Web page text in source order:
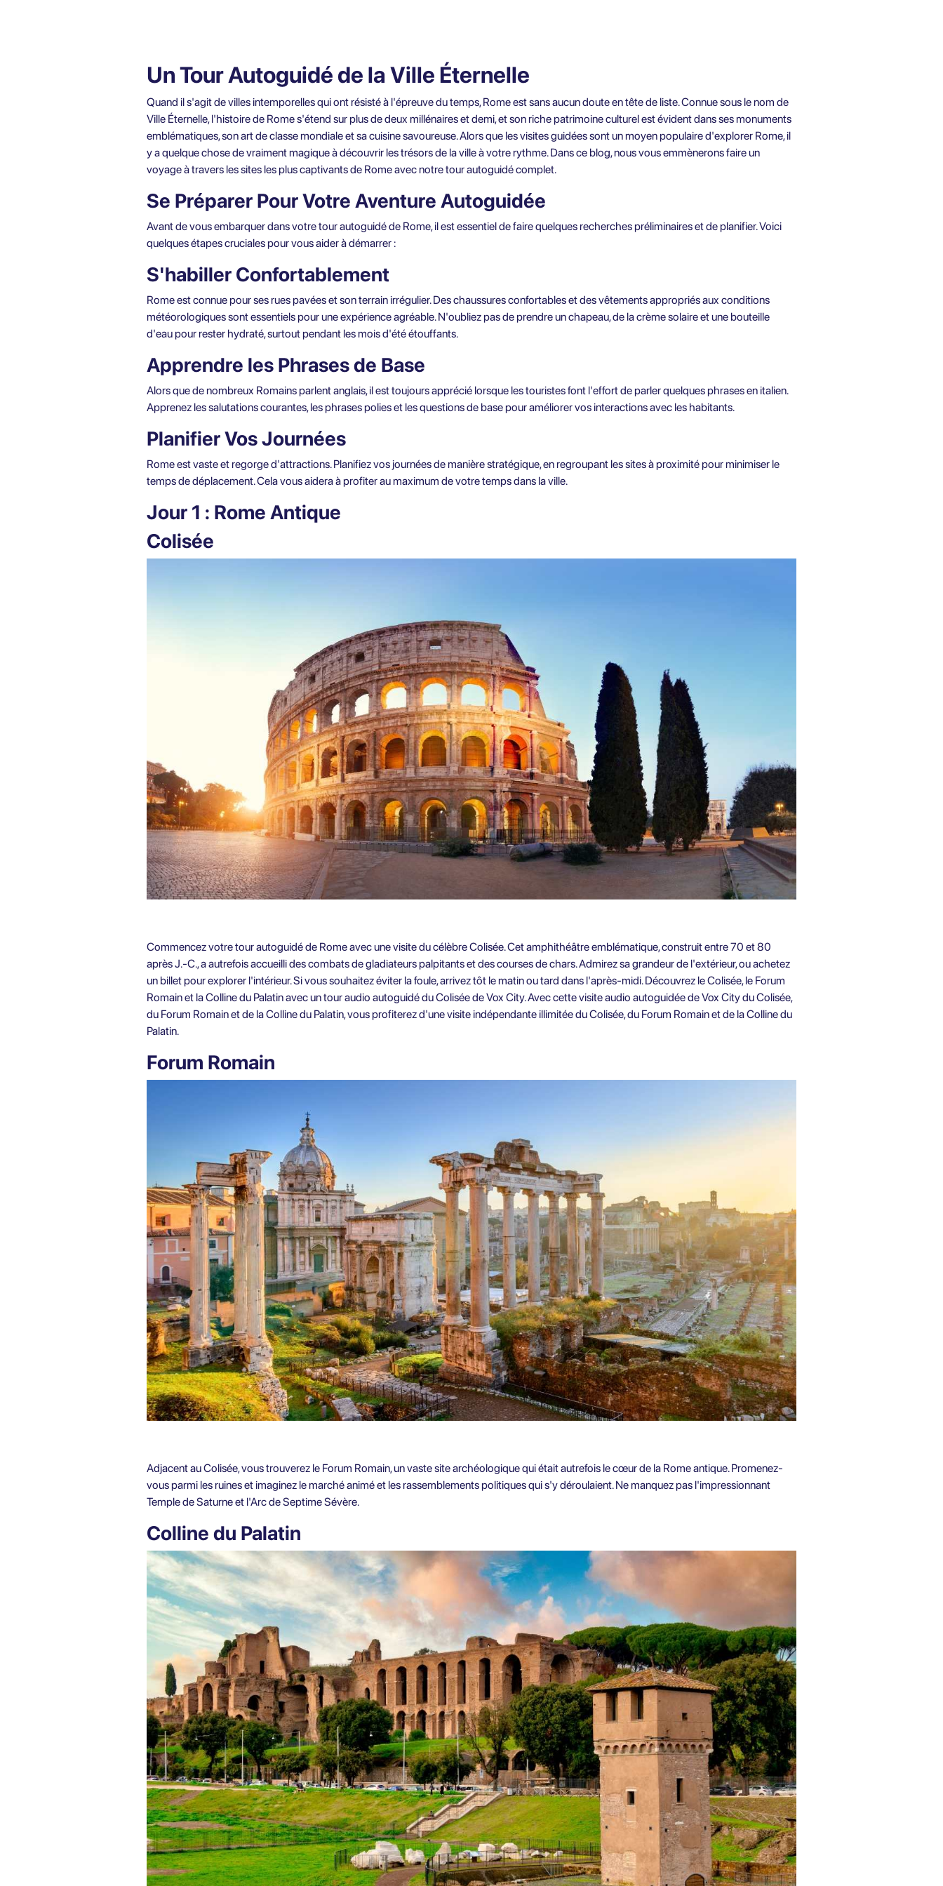
Un Tour Autoguidé de la Ville Éternelle
Quand il s'agit de villes intemporelles qui ont résisté à l'épreuve du temps, Rome est sans aucun doute en tête de liste. Connue sous le nom de
Ville Éternelle, l'histoire de Rome s'étend sur plus de deux millénaires et demi, et son riche patrimoine culturel est évident dans ses monuments
emblématiques, son art de classe mondiale et sa cuisine savoureuse. Alors que les visites guidées sont un moyen populaire d'explorer Rome, il
y a quelque chose de vraiment magique à découvrir les trésors de la ville à votre rythme. Dans ce blog, nous vous emmènerons faire un
voyage à travers les sites les plus captivants de Rome avec notre tour autoguidé complet.
Se Préparer Pour Votre Aventure Autoguidée
Avant de vous embarquer dans votretour autoguidé de Rome, il est essentiel de faire quelques recherches préliminaires et de planifier. Voici
quelques étapes cruciales pour vous aider à démarrer :
S'habiller Confortablement
Rome est connue pour ses rues pavées et son terrain irrégulier. Des chaussures confortables et des vêtements appropriés aux conditions
météorologiques sont essentiels pour une expérience agréable. N'oubliez pas de prendre un chapeau, de la crème solaire et une bouteille
d'eau pour rester hydraté, surtout pendant les mois d'été étouffants.
Apprendre les Phrases de Base
Alors que de nombreux Romains parlent anglais, il est toujours apprécié lorsque les touristes font l'effort de parler quelques phrases en italien.
Apprenez les salutations courantes, les phrases polies et les questions de base pour améliorer vos interactions avec les habitants.
Planifier Vos Journées
Rome est vaste et regorge d'attractions. Planifiez vos journées de manière stratégique, en regroupant les sites à proximité pour minimiser le
temps de déplacement. Cela vous aidera à profiter au maximum de votre temps dans la ville.
Jour 1 : Rome Antique
Colisée
Commencez votre tour autoguidé de Rome avec une visite du célèbre Colisée. Cet amphithéâtre emblématique, construit entre 70 et 80
après J.-C., a autrefois accueilli des combats de gladiateurs palpitants et des courses de chars. Admirez sa grandeur de l'extérieur, ou achetez
un billet pour explorer l'intérieur. Si vous souhaitez éviter la foule, arrivez tôt le matin ou tard dans l'après-midi. Découvrez leColisée, le Forum
Romain et la Colline du Palatin avec un tour audio autoguidé du Colisée de Vox City. Avec cette visite audio autoguidée de Vox City du Colisée,
du Forum Romain et de la Colline du Palatin, vous profiterez d'une visite indépendante illimitée du Colisée, du Forum Romain et de la Colline du
Palatin.
Forum Romain
Adjacent au Colisée, vous trouverez le Forum Romain, un vaste site archéologique qui était autrefois le cœur de la Rome antique. Promenez-
vous parmi les ruines et imaginez le marché animé et les rassemblements politiques qui s'y déroulaient. Ne manquez pas l'impressionnant
Temple de Saturne et l'Arc de Septime Sévère.
Colline du Palatin